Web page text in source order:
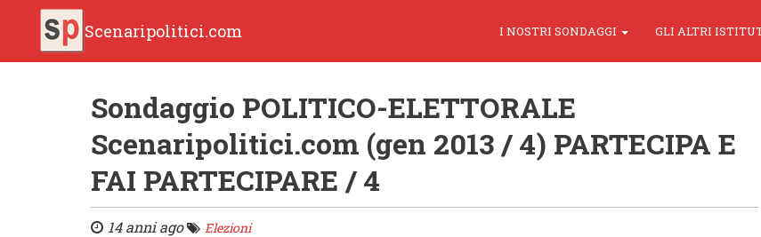
Scenaripolitici.com I NOSTRI SONDAGGI GLI ALTRI
Sondaggio POLITICO-ELETTORALE
Scenaripolitici.com (gen 2013 / 4) PARTECIPA E
FAI PARTECIPARE / 4
14 anni ago Elezioni